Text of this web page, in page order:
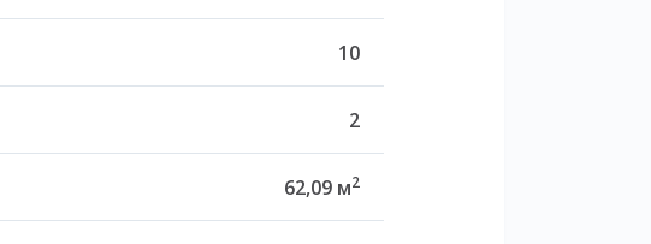
10
2
62,09 м2